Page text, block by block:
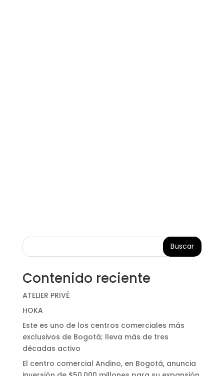
Buscar
Contenido reciente
ATELIER PRIVÊ
HOKA
Este es uno de los centros comerciales más
exclusivos de Bogotá; lleva más de tres
décadas activo
El centro comercial Andino, en Bogotá, anuncia